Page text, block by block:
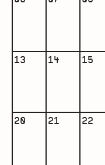
13 14 15
20 21 22